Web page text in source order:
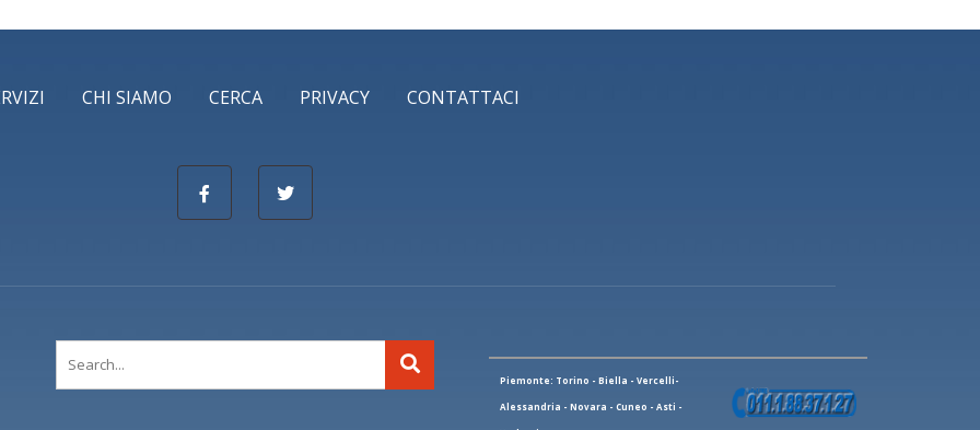
CHI SIAMO CERCA PRIVACY CONTATTACI
Piemonte: Torino - Biella - Vercelli-
Alessandria - Novara - Cuneo - Asti -